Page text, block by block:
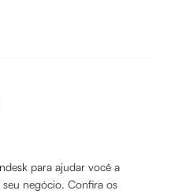
para ajudar você a
negócio. Confira os